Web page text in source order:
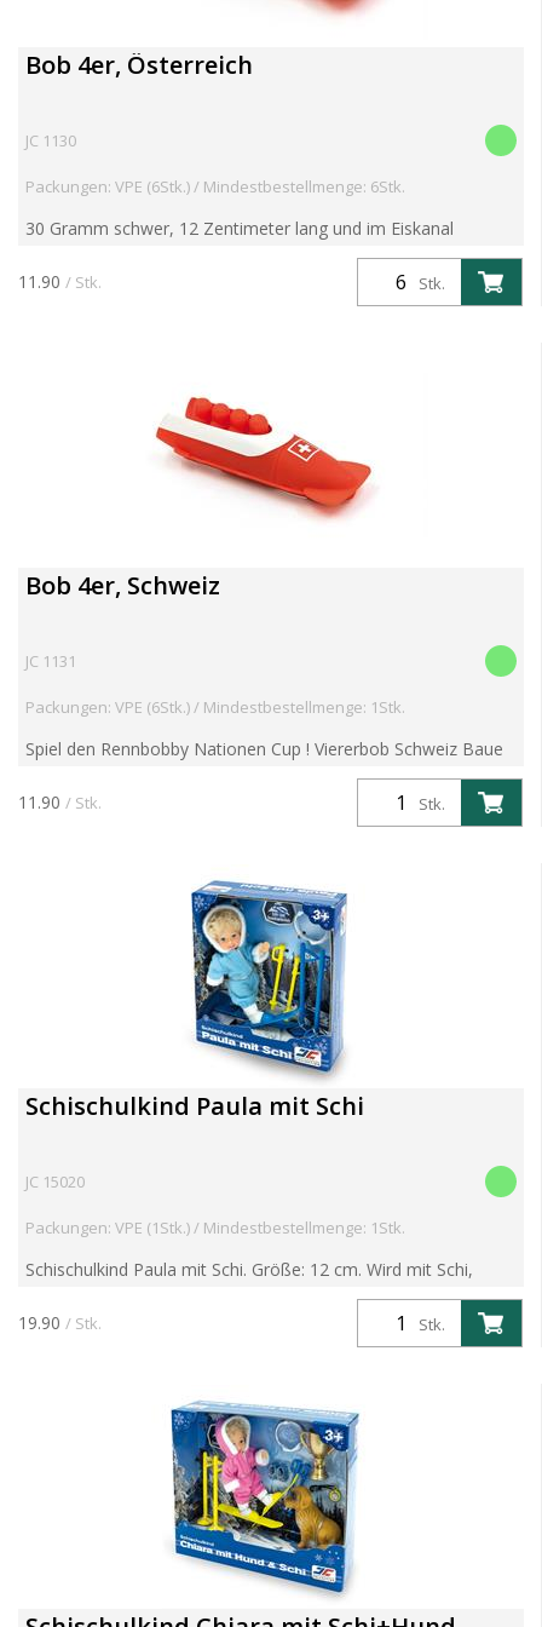
Bob 4er, Österreich
JC 1130
Packungen: VPE (6Stk.) / Mindestbestellmenge: 6Stk.
30 Gramm schwer, 12 Zentimeter lang und im Eiskanal
Stk.
11.90 / Stk.
Bob 4er, Schweiz
JC 1131
Packungen: VPE (6Stk.) / Mindestbestellmenge: 1Stk.
Spiel den Rennbobby Nationen Cup ! Viererbob Schweiz Baue
einen Eiskanal und lass den Bob blitzschnell runterfahren! 30
Gramm schwer, 12 Zentimeter lang
Stk.
11.90 / Stk.
Schischulkind Paula mit Schi
JC 15020
Packungen: VPE (1Stk.) / Mindestbestellmenge: 1Stk.
Schischulkind Paula mit Schi. Größe: 12 cm. Wird mit Schi,
Schistöcken, Schibrille und Begrenzungspfosten geliefert.
Paula ist die Schwester von Chiara und kann schon sei...
Stk.
19.90 / Stk.